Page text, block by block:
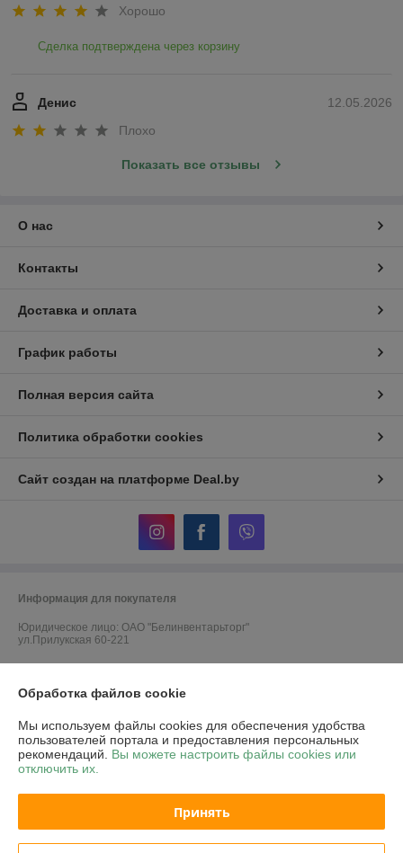
Хорошо
Сделка подтверждена через корзину
12.05.2026
Денис
Плохо
Показать все отзывы
О нас
Контакты
Доставка и оплата
График работы
Полная версия сайта
Политика обработки cookies
Сайт создан на платформе Deal.by
Информация для покупателя
Юридическое лицо: ОАО "Белинвентарьторг"
ул.Прилукская 60-221
УНП: 100045884
Регистрационный орган: Минский горисполком
Дата регистрации компании: 30.11.2010
Ссылка на свидетельство/лицензию
Местонахождение книги жалоб и предложений: г.Минск, ул.Прилукская
Обработка файлов cookie
Мы используем файлы cookies для обеспечения удобства
пользователей портала и предоставления персональных
рекомендаций. Вы можете настроить файлы cookies или
отключить их.
Принять